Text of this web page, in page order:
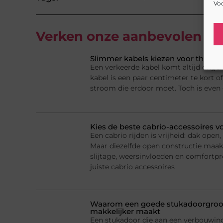
Verken onze aanbevolen
Slimmer kabels kiezen voor thuis
Een verkeerde kabel komt altijd
kabel is een paar centimeter te kort
stroom die erdoor moet. Toch is even
Kies de beste cabrio-accessoires
Een cabrio rijden is vrijheid: dak
Maar diezelfde open constructie
slijtage, weersinvloeden en
juiste cabrio accessoires
Waarom een goede
makkelijker maakt
Een stukadoor die aan een